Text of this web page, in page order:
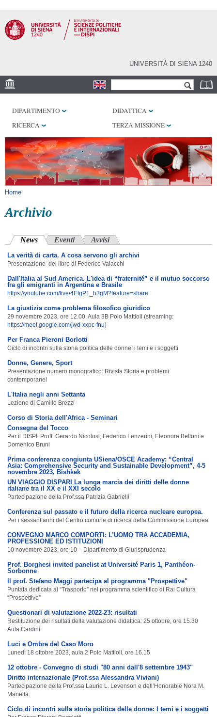
contenuto
principale
UNIVERSITÀ DI SIENA 1240
Form di ricerca
LABORATORI
BIBLIOTECHE
SERVIZI
DIPARTIMENTO
DIDATTICA
RICERCA
TERZA MISSIONE
Tu sei qui
Home
Archivio
News (scheda attiva)
Eventi Avvisi
La verità di carta. A cosa servono gli archivi
Presentazione del libro di Federico Valacchi
Dall'Italia al Sud America. L'idea di “fraternité” e il mutuo soccorso
fra gli emigranti in Argentina e Brasile
https://youtube.com/live/4EtgP1_b3gM?feature=share
La giustizia come problema filosofico giuridico
29 novembre 2023, ore 12.00, Aula 3B Polo Mattioli (streaming:
https://meet.google.com/jwd-xxpc-fnu)
Per Franca Pieroni Borlotti
Ciclo di incontri sulla storia politica delle donne: i temi e i soggetti
Donne, Genere, Sport
Presentazione numero monografico: Rivista Storia e problemi
contemporanei
L'Italia negli anni Settanta
Lezione di Camillo Brezzi
Corso di Storia dell'Africa - Seminari
Consegna del Tocco
Per il DISPI: Proff. Gerardo Nicolosi, Federico Lenzerini, Eleonora Belloni e
Domenico Bruni
Prima conferenza congiunta USiena/OSCE Academy: “Central
Asia: Comprehensive Security and Sustainable Development”, 4-5
novembre 2023, Bishkek
UN VIAGGIO DISPARI La lunga marcia dei diritti delle donne
italiane tra il XX e il XXI secolo
Partecipazione della Prof.ssa Patrizia Gabrielli
Conferenza sul passato e il futuro della ricerca nucleare europea.
Per i sessant’anni del Centro comune di ricerca della Commissione Europea
CONVEGNO MARCO COMPORTI: L’UOMO TRA ACCADEMIA,
PROFESSIONE ED ISTITUZIONI
10 novembre 2023, ore 10 – Dipartimento di Giurisprudenza
Prof. Borghesi invited panelist at Université Paris 1, Panthéon-
Sorbonne
Il prof. Stefano Maggi partecipa al programma "Prospettive"
Puntata dedicata al “Trasporto” nel programma scientifico di Rai Cultura
“Prospettive”
Questionari di valutazione 2022-23: risultati
Restituzione dei risultati della valutazione didattica: 25 ottobre, ore 15.30
Aula Cardini
Luci e Ombre del Caso Moro
Lunedì 18 ottobre 2023, aula 2 Polo Mattioli, ore 16.15
12 ottobre - Convegno di studi "80 anni dall'8 settembre 1943"
Diritto internazionale (Prof.ssa Alessandra Viviani)
Partecipazione della Prof.ssa Laurie L. Levenson e dell’Honorable Nora M.
Manella
Ciclo di incontri sulla storia politica delle donne: I temi e i soggetti